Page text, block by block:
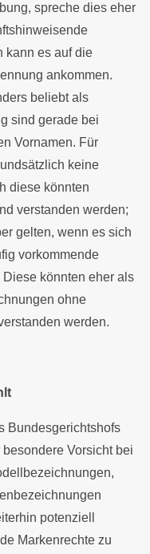
spreche dies eher
kann es auf die
ankommen.
beliebt als
sind gerade bei
Vornamen. Für
keine
diese könnten
verstanden werden;
gelten, wenn es sich
vorkommende
könnten eher als
ohne
werden.
Bundesgerichtshofs
Vorsicht bei
potenziell
Markenrechte zu